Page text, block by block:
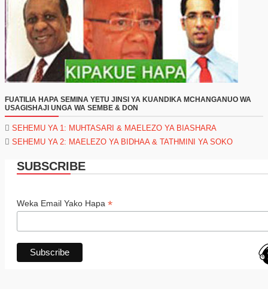
FUATILIA HAPA SEMINA YETU JINSI YA KUANDIKA MCHANGANUO WA
USAGISHAJI UNGA WA SEMBE & DON
SEHEMU YA 1: MUHTASARI & MAELEZO YA BIASHARA
SEHEMU YA 2: MAELEZO YA BIDHAA & TATHMINI YA SOKO
SUBSCRIBE
Weka Email Yako Hapa *